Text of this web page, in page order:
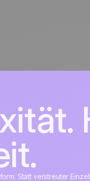
Statt verstreuter